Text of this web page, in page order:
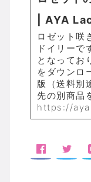
| AYA
ロゼット咲
ドイリーで
となってお
をダウンロ
版（送料別
先の別商品
https://